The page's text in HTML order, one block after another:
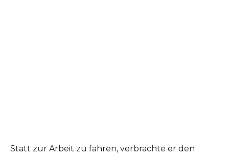
Statt zur Arbeit zu fahren, verbrachte er den